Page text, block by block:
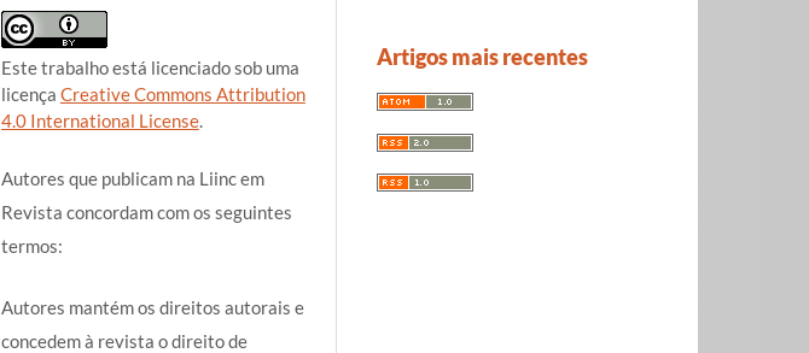
Este trabalho está licenciado sob uma
licença Creative Commons Attribution
4.0 International License.
Autores que publicam na Liinc em
Revista concordam com os seguintes
termos:
Autores mantém os direitos autorais e
concedem à revista o direito de
Artigos mais recentes